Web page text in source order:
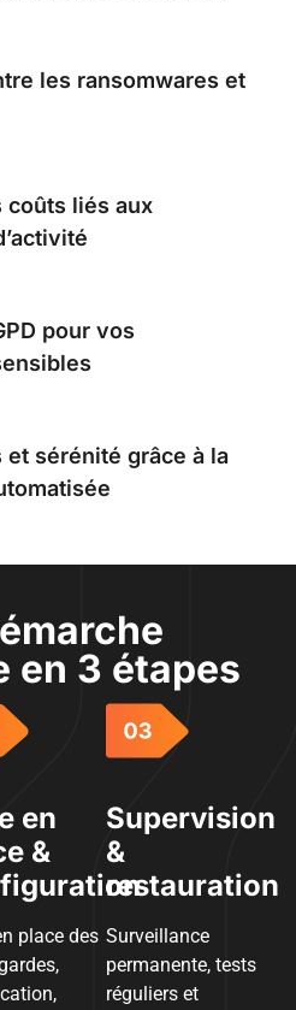
les ransomwares et
coûts liés aux
pour vos
et sérénité grâce à la
en 3 étapes
en
&
place des
Supervision
&
restauration
Surveillance
permanente, tests
réguliers et